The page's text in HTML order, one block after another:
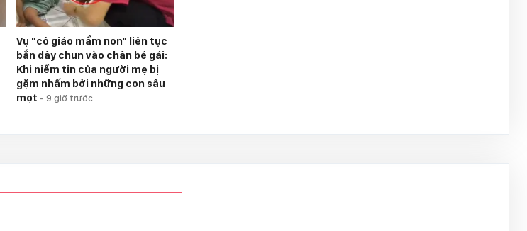
Vụ "cô giáo mầm non" liên tục
bắn dây chun vào chân bé gái:
Khi niềm tin của người mẹ bị
gặm nhấm bởi những con sâu
mọt - 9 giờ trước